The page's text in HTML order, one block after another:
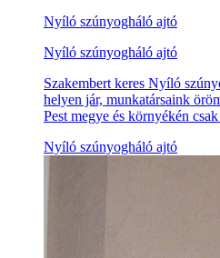
Nyíló szúnyogháló ajtó
Nyíló szúnyogháló ajtó
Szakembert keres Nyíló
helyen jár, munkatársaink
Pest megye és környékén
Nyíló szúnyogháló ajtó